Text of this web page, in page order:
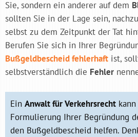
Sie, sondern ein anderer auf dem
sollten Sie in der Lage sein,
selbst zu dem Zeitpunkt der Tat
Berufen Sie sich in Ihrer
Bußgeldbescheid fehlerhaft ist,
selbstverständlich die Fehler
Ein Anwalt für Verkehrsrecht
Formulierung Ihrer Begründung
den Bußgeldbescheid helfen.